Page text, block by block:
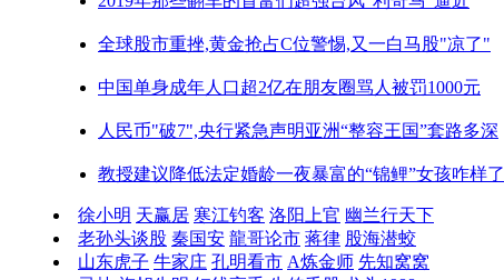
全球股市重挫,黄金抢占C位警惕,又一白马股"凉了"
中国单身成年人口超2亿在朋友圈骂人被罚1000元
人民币"破7",央行紧急声明亚洲“整容王国”套路多深
教授建议降低法定婚龄一夜暴富的“锦鲤”女孩咋样了
徐小明 天赢居 寒江钓客 洛阳上官 幽兰行天下
老孙头谈股 秦国安 龍哥论市 蒋律 股海潜蛟
山东虎子 牛家庄 孔明看市 A炼金师 先知窝窝